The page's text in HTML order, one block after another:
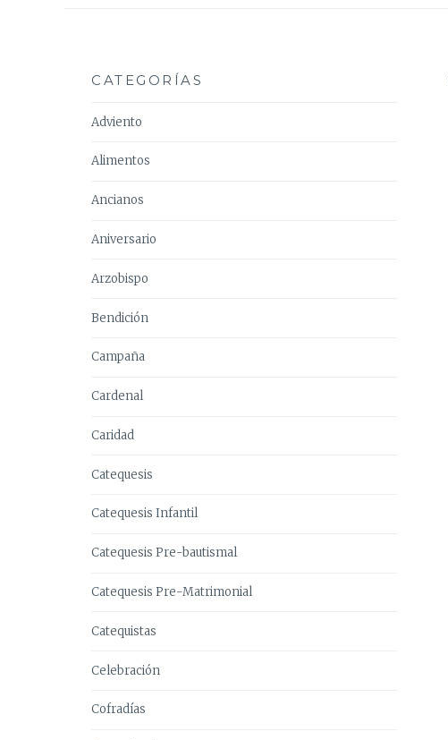
CATEGORÍAS
Adviento
Alimentos
Ancianos
Aniversario
Arzobispo
Bendición
Campaña
Cardenal
Caridad
Catequesis
Catequesis Infantil
Catequesis Pre-bautismal
Catequesis Pre-Matrimonial
Catequistas
Celebración
Cofradías